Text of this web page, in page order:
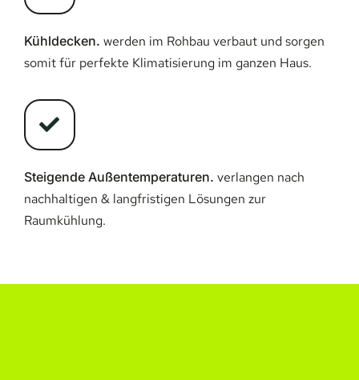
Kühldecken. werden im Rohbau verbaut und sorgen
somit für perfekte Klimatisierung im ganzen Haus.
Steigende Außentemperaturen. verlangen nach
nachhaltigen & langfristigen Lösungen zur
Raumkühlung.